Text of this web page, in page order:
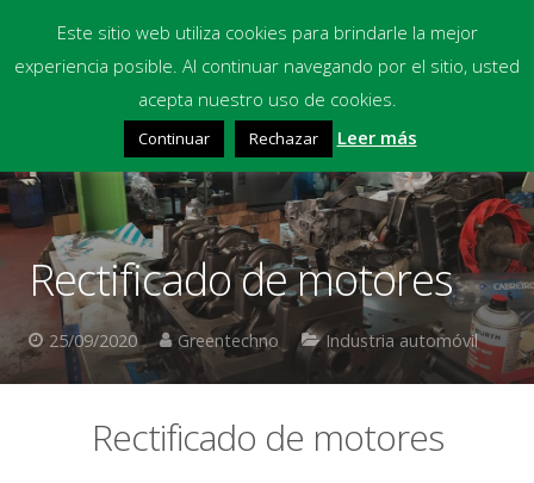
Productos Químicos
Multimedia
Contacto
Rectificado de motores
25/09/2020 Greentechno Industria automóvil
Rectificado de motores
Este sitio web utiliza cookies para brindarle la mejor
experiencia posible. Al continuar navegando por el sitio, usted
acepta nuestro uso de cookies.
Continuar Rechazar Leer más